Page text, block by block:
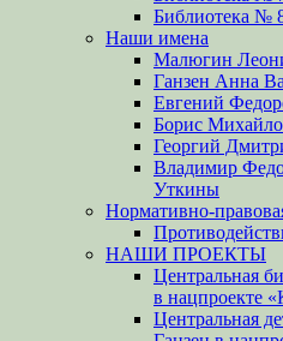
Библиотека №
Наши имена
Малюгин
Ганзен Анна
Евгений
Борис
Георгий
Владимир
Уткины
Нормативно-
НАШИ ПРОЕКТЫ
Центральная
в нацпроекте
Центральная